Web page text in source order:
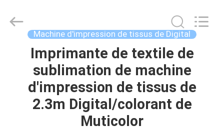
APERÇU
PRODUITS
Digital
Machine d'impression de tissus de Digital
Imprimante de textile de
sublimation de machine
d'impression de tissus de
2.3m Digital/colorant de
Muticolor